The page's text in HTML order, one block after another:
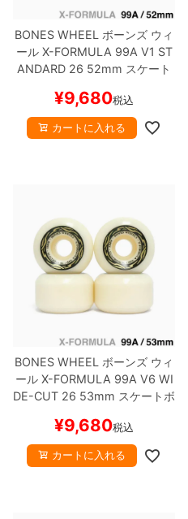
BONES WHEEL ボーンズ ウィ
ールX-FORMULA 99A V1 ST
ANDARD 26 52mm スケート
¥9,680税込
カートに入れる
BONES WHEEL ボーンズ ウィ
ールX-FORMULA 99A V6 WI
DE-CUT 26 53mm スケートボ
¥9,680税込
カートに入れる